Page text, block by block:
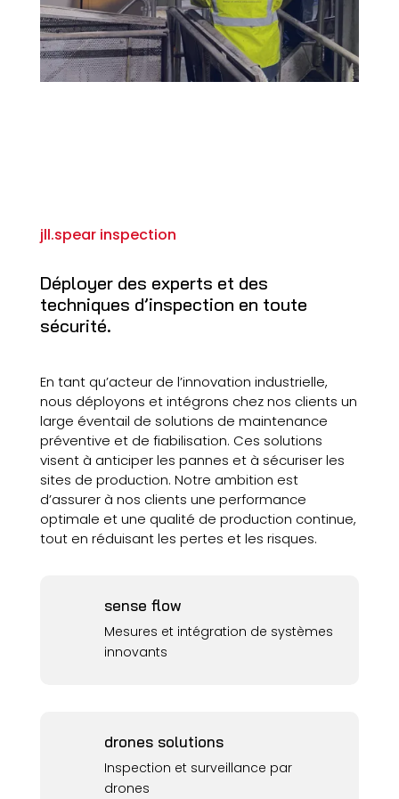
jll.spear inspection
Déployer des experts et des
techniques d’inspection en toute
sécurité.
En tant qu’acteur de l’innovation industrielle,
nous déployons et intégrons chez nos clients un
large éventail de solutions de maintenance
préventive et de fiabilisation. Ces solutions
visent à anticiper les pannes et à sécuriser les
sites de production. Notre ambition est
d’assurer à nos clients une performance
optimale et une qualité de production continue,
tout en réduisant les pertes et les risques.
sense flow
Mesures et intégration de systèmes
innovants
drones solutions
Inspection et surveillance par
drones